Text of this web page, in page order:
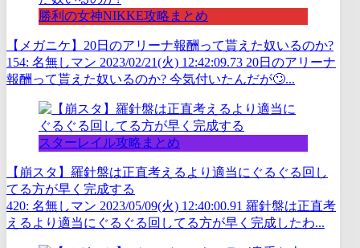
勝利の女神NIKKE攻略まとめ
【メガニケ】20日のアリーナ報酬って貰えた奴いるのか?
154: 名無しマン 2023/02/21(火) 12:42:09.73 20日のアリーナ
報酬って貰えた奴いるのか? 今気付いたんだが🙄...
スターレイル攻略まとめ
【崩スタ】羅針盤は正直考えるより適当にぐるぐる回し
てる方が早く完成する
420: 名無しマン 2023/05/09(火) 12:40:00.91 羅針盤は正直考
えるより適当にぐるぐる回してる方が早く完成したわ...